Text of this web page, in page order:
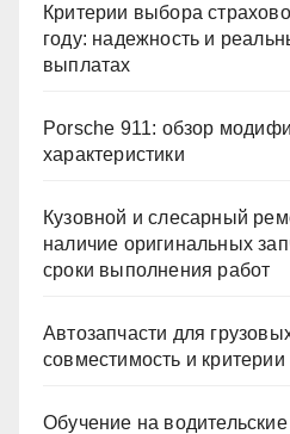
Критерии выбора
году: надежность и
выплатах
Porsche 911: обзор
характеристики
Кузовной и слесарный
наличие оригинальных
сроки выполнения работ
Автозапчасти для
совместимость и
Обучение на